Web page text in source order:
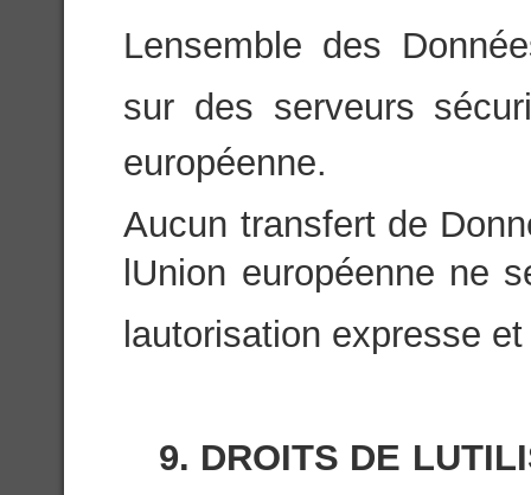
Lensemble des
sur des serveurs
européenne.
Aucun transfert de
lUnion européenne
lautorisation expresse
9. DROITS DE